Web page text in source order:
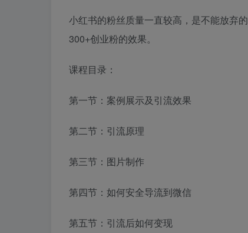
小红书的粉丝质量一直较高，是不能放弃
300+创业粉的效果。
课程目录：
第一节：案例展示及引流效果
第二节：引流原理
第三节：图片制作
第四节：如何安全导流到微信
第五节：引流后如何变现